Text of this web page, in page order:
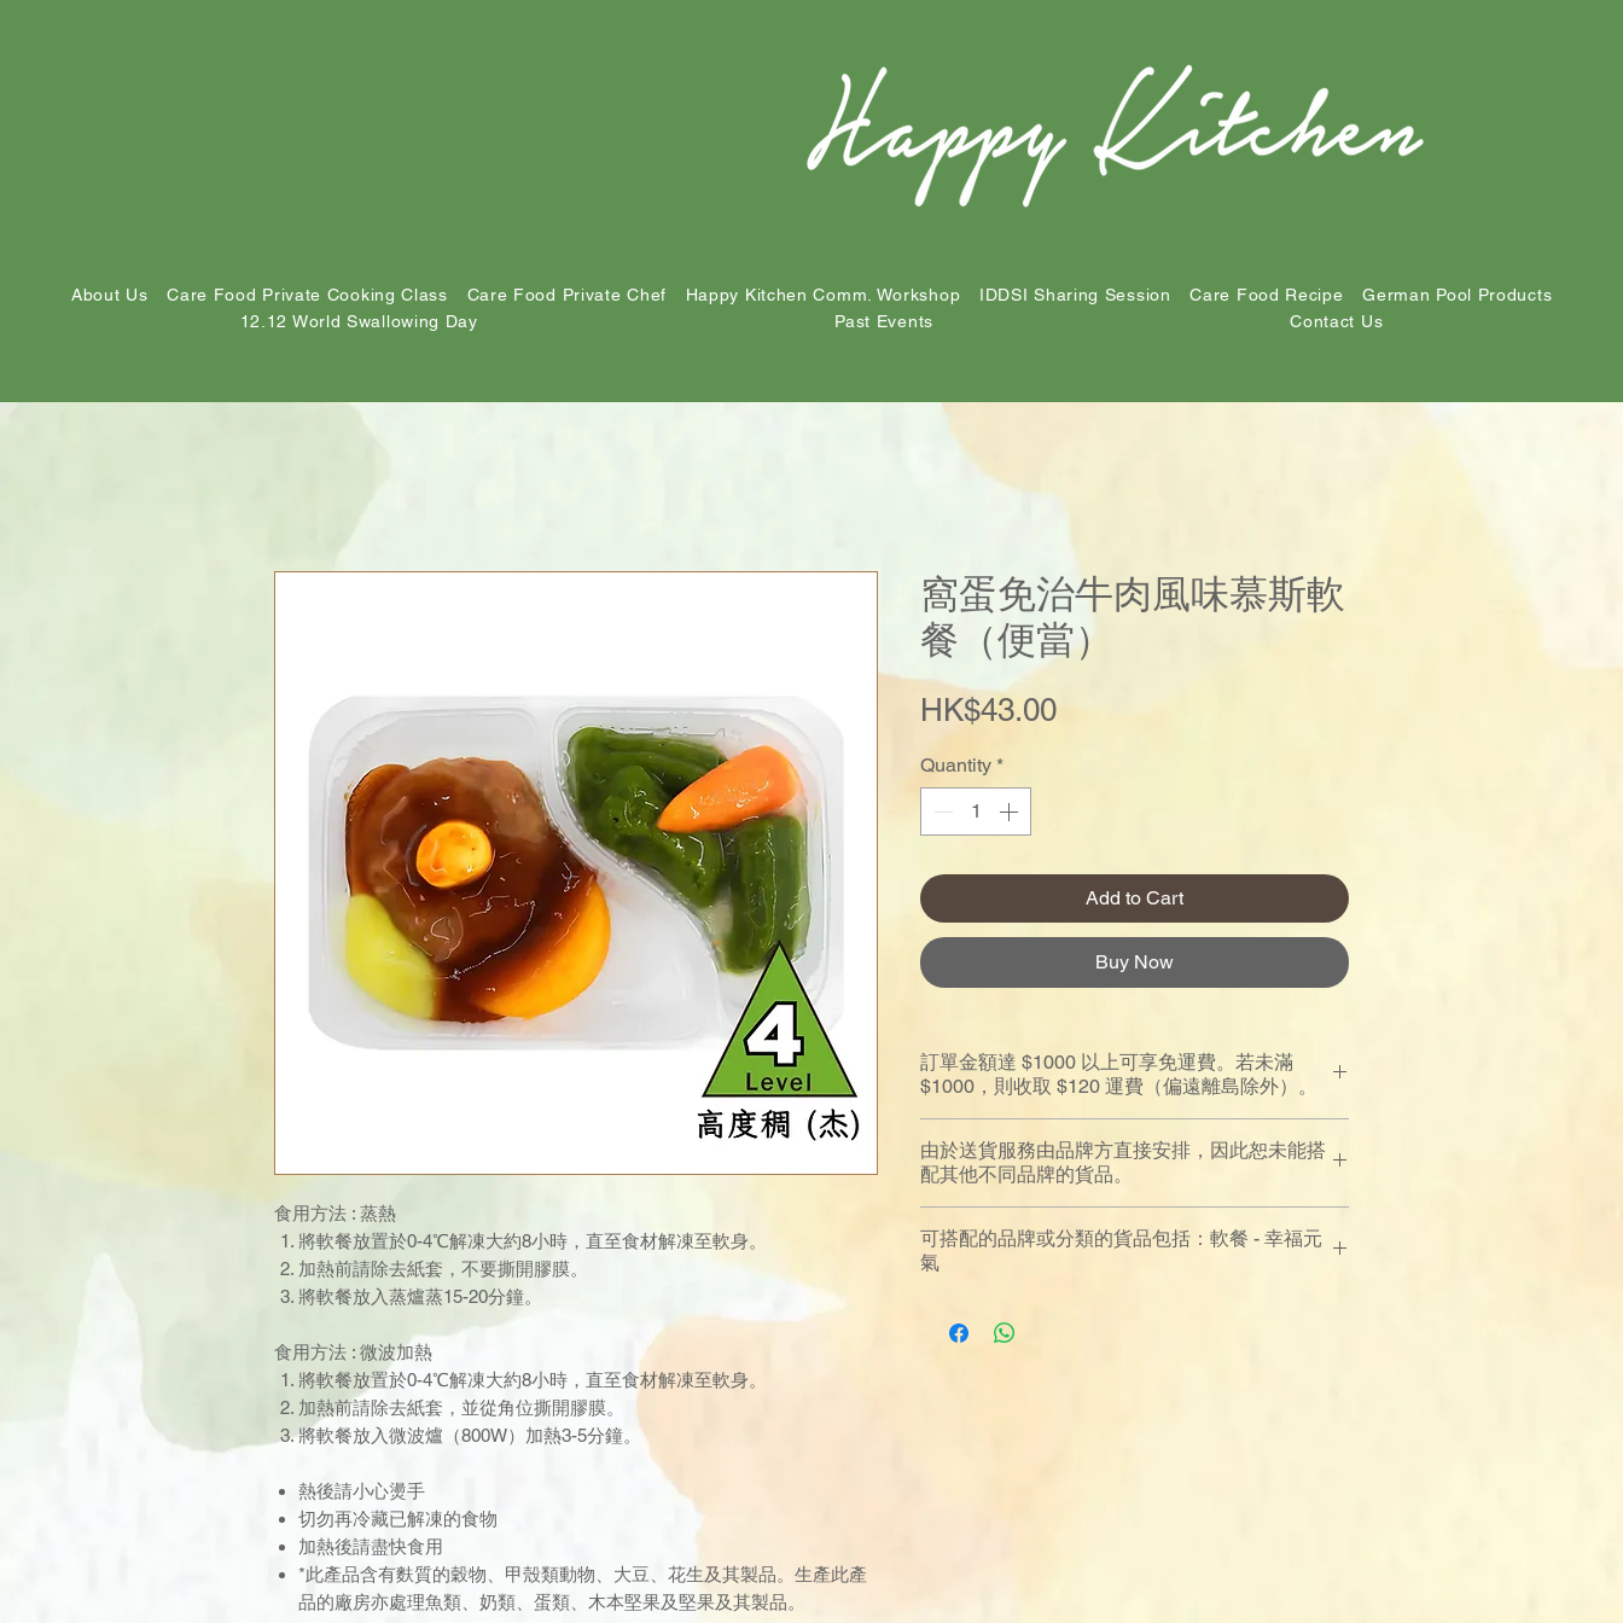
About Us Care Food Private Cooking Class Care Food Private Chef Happy Kitchen Comm. Workshop IDDSI Sharing Session Care Food Recipe
German Pool Products
12.12 World Swallowing Day
Past Events Contact Us
食用方法 : 蒸熱
將軟餐放置於0-4℃解凍大約8小時，直至食材解凍至軟身。
加熱前請除去紙套，不要撕開膠膜。
將軟餐放入蒸爐蒸15-20分鐘。
食用方法 : 微波加熱
將軟餐放置於0-4℃解凍大約8小時，直至食材解凍至軟身。
加熱前請除去紙套，並從角位撕開膠膜。
將軟餐放入微波爐（800W）加熱3-5分鐘。
熱後請小心燙手
切勿再冷藏已解凍的食物
加熱後請盡快食用
*此產品含有麩質的穀物、甲殼類動物、大豆、花生及其製品。生產此產
品的廠房亦處理魚類、奶類、蛋類、木本堅果及堅果及其製品。
窩蛋免治牛肉風味慕斯軟
餐（便當）
HK$43.00Price
Quantity *
Add to Cart
Buy Now
訂單金額達 $1000 以上可享免運費。若未滿
$1000，則收取 $120 運費（偏遠離島除外）。
由於送貨服務由品牌方直接安排，因此恕未能搭
配其他不同品牌的貨品。
可搭配的品牌或分類的貨品包括：軟餐 - 幸福元
氣